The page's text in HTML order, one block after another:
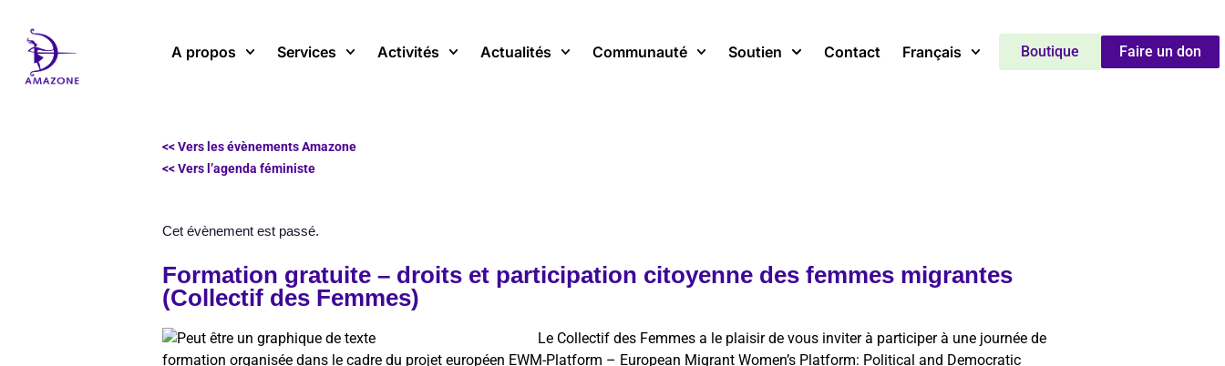
contenu
A propos Services Activités Actualités Communauté Soutien Contact Français Faire un don
Boutique
<< Vers les évènements Amazone
<< Vers l’agenda féministe
Cet évènement est passé.
Formation gratuite – droits et participation citoyenne des femmes migrantes
(Collectif des Femmes)
Le Collectif des Femmes a le plaisir de vous inviter à participer à une journée de
formation organisée dans le cadre du projet européen EWM-Platform – European Migrant Women’s Platform: Political and Democratic